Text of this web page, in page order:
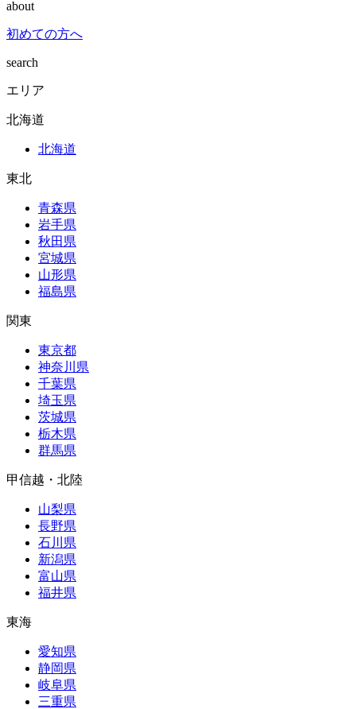
about
初めての方へ
search
エリア
北海道
北海道
東北
青森県
岩手県
秋田県
宮城県
山形県
福島県
関東
東京都
神奈川県
千葉県
埼玉県
茨城県
栃木県
群馬県
甲信越・北陸
山梨県
長野県
石川県
新潟県
富山県
福井県
東海
愛知県
静岡県
岐阜県
三重県